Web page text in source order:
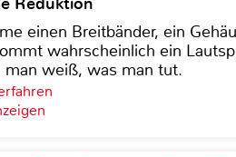
einen Breitbänder, ein
wahrscheinlich ein
man weiß, was man tut.